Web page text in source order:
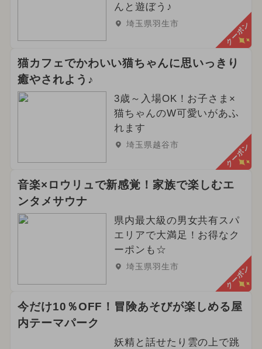
んと遊ぼう♪
埼玉県羽生市 クーポン
猫カフェでかわいい猫ちゃんに思いっきり
癒やされよう♪
3歳～入場OK！お子さま×
猫ちゃんのW可愛いがあふ
れます
埼玉県越谷市 クーポン
音楽×ロウリュで新感覚！家族で楽しむエ
ンタメサウナ
県内最大級の男女共有スパ
エリアで大満足！お得なク
ーポンも☆
埼玉県羽生市 クーポン
今だけ10％OFF！冒険あそびが楽しめる屋
内テーマパーク
妖精と話せたり雲の上で跳